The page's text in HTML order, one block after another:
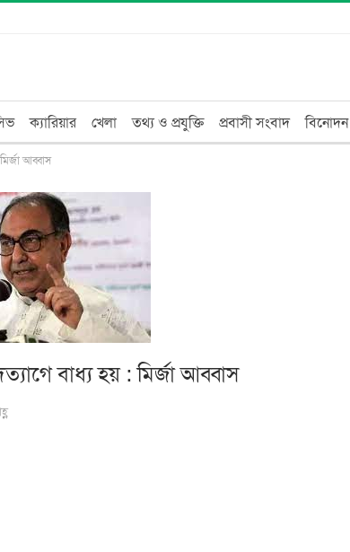
ক্যারিয়ার খেলা তথ্য ও প্রযুক্তি প্রবাসী সংবাদ বিনোদন
আব্বাস
বাধ্য হয় : মির্জা আব্বাস